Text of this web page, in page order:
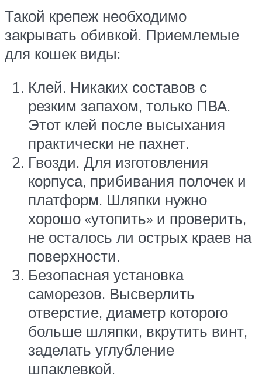
Такой крепеж необходимо
закрывать обивкой. Приемлемые
для кошек виды:
Клей. Никаких составов с
резким запахом, только ПВА.
Этот клей после высыхания
практически не пахнет.
Гвозди. Для изготовления
корпуса, прибивания полочек и
платформ. Шляпки нужно
хорошо «утопить» и проверить,
не осталось ли острых краев на
поверхности.
Безопасная установка
саморезов. Высверлить
отверстие, диаметр которого
больше шляпки, вкрутить винт,
заделать углубление
шпаклевкой.